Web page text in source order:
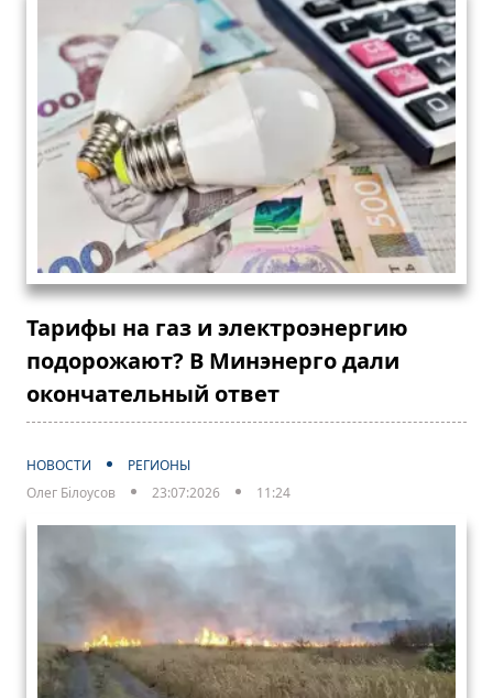
Тарифы на газ и электроэнергию
подорожают? В Минэнерго дали
окончательный ответ
НОВОСТИ
РЕГИОНЫ
Олег Білоусов
23:07:2026 11:24